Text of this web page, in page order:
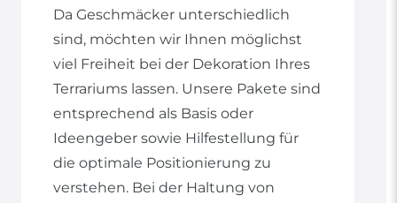
Da Geschmäcker unterschiedlich
sind, möchten wir Ihnen möglichst
viel Freiheit bei der Dekoration Ihres
Terrariums lassen. Unsere Pakete sind
entsprechend als Basis oder
Ideengeber sowie Hilfestellung für
die optimale Positionierung zu
verstehen. Bei der Haltung von